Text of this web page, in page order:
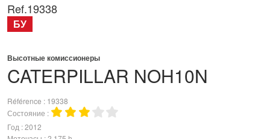
CATERPILLAR NOH10N
Высотные комиссионеры
Référence
19338
Состояние
Год 2012
Ref.19338
БУ